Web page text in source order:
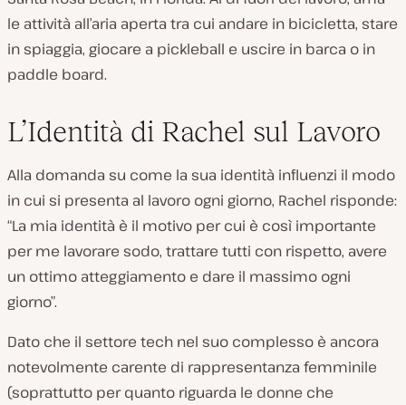
le attività all’aria aperta tra cui andare in bicicletta, stare
in spiaggia, giocare a pickleball e uscire in barca o in
paddle board.
L’Identità di Rachel sul Lavoro
Alla domanda su come la sua identità influenzi il modo
in cui si presenta al lavoro ogni giorno, Rachel risponde:
“La mia identità è il motivo per cui è così importante
per me lavorare sodo, trattare tutti con rispetto, avere
un ottimo atteggiamento e dare il massimo ogni
giorno”.
Dato che il settore tech nel suo complesso è ancora
notevolmente carente di rappresentanza femminile
(soprattutto per quanto riguarda le donne che